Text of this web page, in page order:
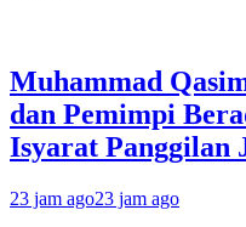
Muhammad
dan Pemimpi
Isyarat Panggilan
23 jam ago23 jam ago